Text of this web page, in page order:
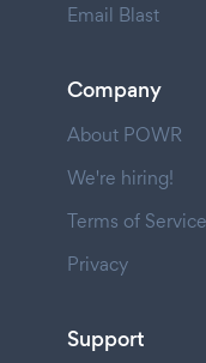
Email Blast
Company
About POWR
We're hiring!
Terms of Service
Privacy
Support